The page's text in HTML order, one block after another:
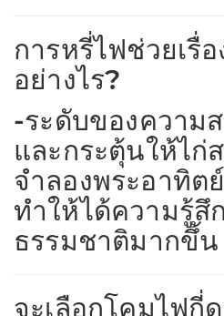
การหรี่ไฟช่วยเรื่
อย่างไร?
-ระดับของความ
และกระตุ้นให้ไก่
จำลองพระอาทิต
ทำให้ได้ความรู้สึ
ธรรมชาติมากขึ้น
จะเลือกโคมไฟกี่